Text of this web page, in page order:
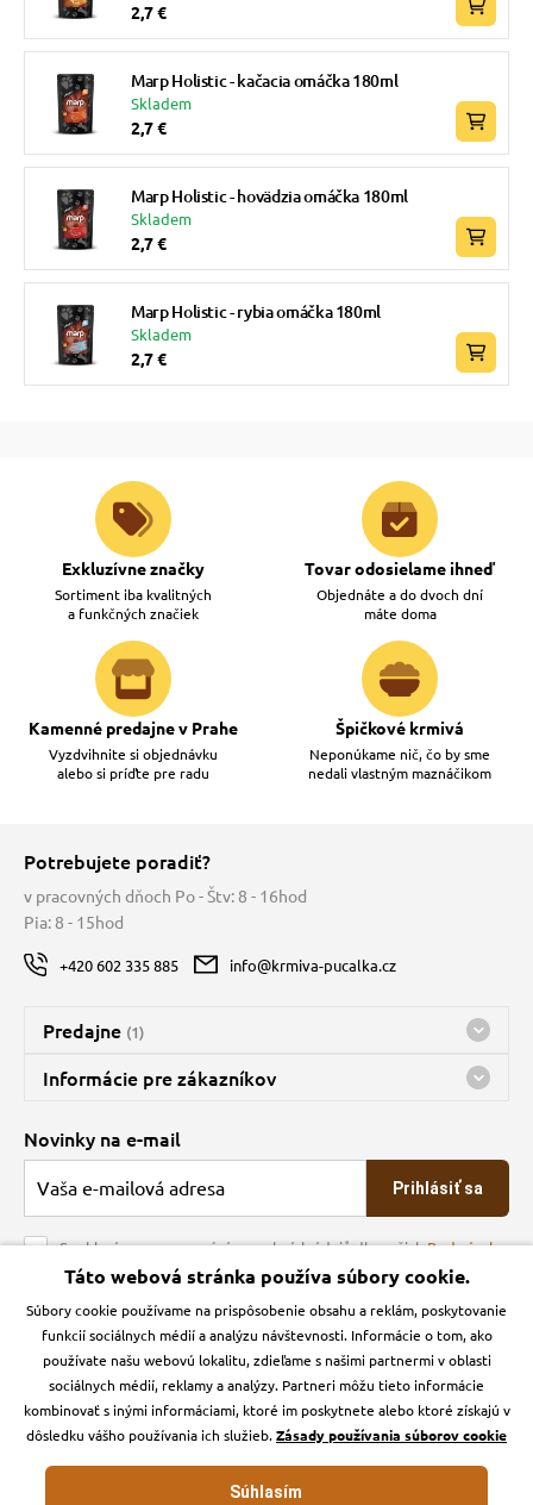
2,7 €
Marp Holistic - kačacia omáčka 180ml
Skladem
2,7 €
Marp Holistic - hovädzia omáčka 180ml
Skladem
2,7 €
Marp Holistic - rybia omáčka 180ml
Skladem
2,7 €
Exkluzívne značky
Sortiment iba kvalitných
a funkčných značiek
Tovar odosielame ihneď
Objednáte a do dvoch dní
máte doma
Kamenné predajne v Prahe
Vyzdvihnite si objednávku
alebo si príďte pre radu
Špičkové krmivá
Neponúkame nič, čo by sme
nedali vlastným maznáčikom
Potrebujete poradiť?
v pracovných dňoch Po - Štv: 8 - 16hod
Pia: 8 - 15hod
+420 602 335 885 info@krmiva-pucalka.cz
Predajne (1)
Predajňa a sklad Kbely
Bohužiaľ, momentálne máme zatvorené
Informácie pre zákazníkov
O spoločnosti
Veľkoobchod
Obchodné podmienky
Kontakt
Podmienky ochrany osobných údajov
Zásady používanie cookies a Google Analytics
Novinky na e-mail
Prihlásiť sa
Souhlasím se zpracováním osobních údajů dle našichPodmínek
ochrany osobních údajů
Krmiva Pučálka na sociálnych sieťach
Instagran Facebook
Táto webová stránka používa súbory cookie.
Súbory cookie používame na prispôsobenie obsahu a reklám, poskytovanie
funkcií sociálnych médií a analýzu návštevnosti. Informácie o tom, ako
používate našu webovú lokalitu, zdieľame s našimi partnermi v oblasti
sociálnych médií, reklamy a analýzy. Partneri môžu tieto informácie
kombinovať s inými informáciami, ktoré im poskytnete alebo ktoré získajú v
dôsledku vášho používania ich služieb.Zásady používania súborov cookie
Súhlasím